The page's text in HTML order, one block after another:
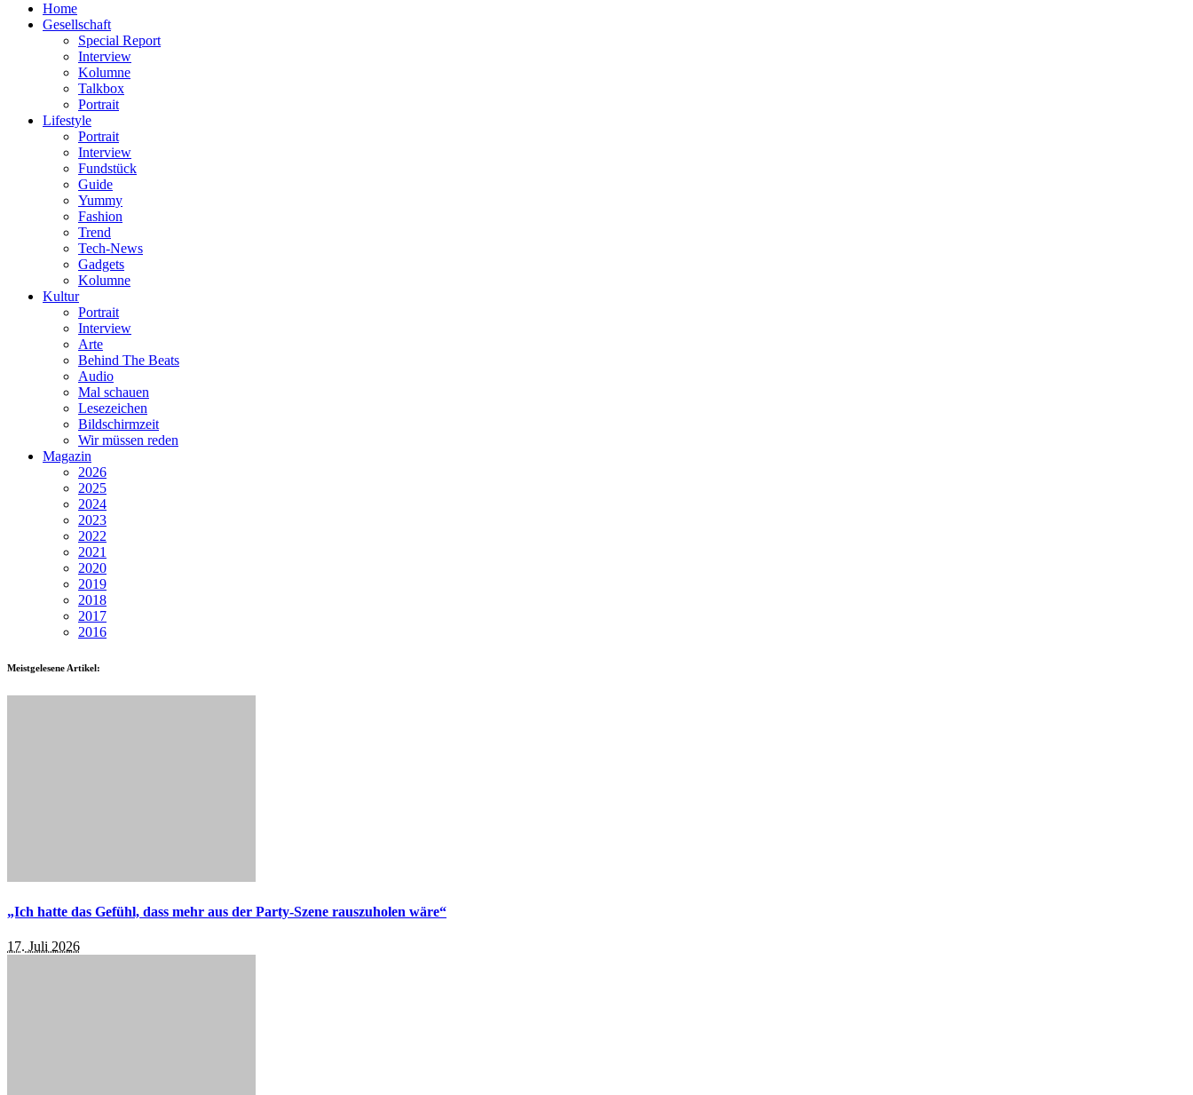
Home
Gesellschaft
Special Report
Interview
Kolumne
Talkbox
Portrait
Lifestyle
Portrait
Interview
Fundstück
Guide
Yummy
Fashion
Trend
Tech-News
Gadgets
Kolumne
Kultur
Portrait
Interview
Arte
Behind The Beats
Audio
Mal schauen
Lesezeichen
Bildschirmzeit
Wir müssen reden
Magazin
2026
2025
2024
2023
2022
2021
2020
2019
2018
2017
2016
Meistgelesene Artikel:
„Ich hatte das Gefühl, dass mehr aus der Party-Szene rauszuholen wäre“
17. Juli 2026